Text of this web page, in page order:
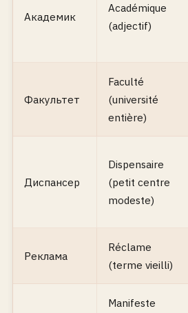
Академик
Académique
(adjectif)
Факультет
Faculté
(université
entière)
Диспансер
Dispensaire
(petit centre
modeste)
Реклама
Réclame
(terme vieilli)
Manifeste